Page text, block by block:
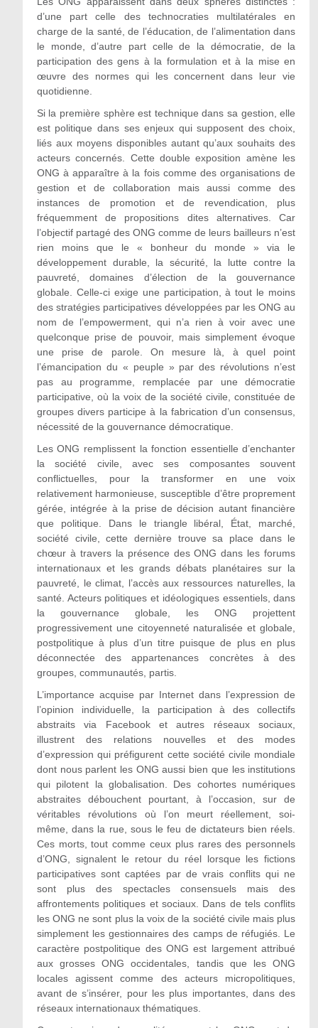
d’une part celle des technocraties multilatérales en
charge de la santé, de l’éducation, de l’alimentation dans
le monde, d’autre part celle de la démocratie, de la
participation des gens à la formulation et à la mise en
œuvre des normes qui les concernent dans leur vie
quotidienne.
Si la première sphère est technique dans sa gestion, elle
est politique dans ses enjeux qui supposent des choix,
liés aux moyens disponibles autant qu’aux souhaits des
acteurs concernés. Cette double exposition amène les
ONG à apparaître à la fois comme des organisations de
gestion et de collaboration mais aussi comme des
instances de promotion et de revendication, plus
fréquemment de propositions dites alternatives. Car
l’objectif partagé des ONG comme de leurs bailleurs n’est
rien moins que le « bonheur du monde » via le
développement durable, la sécurité, la lutte contre la
pauvreté, domaines d’élection de la gouvernance
globale. Celle-ci exige une participation, à tout le moins
des stratégies participatives développées par les ONG au
nom de l’empowerment, qui n’a rien à voir avec une
quelconque prise de pouvoir, mais simplement évoque
une prise de parole. On mesure là, à quel point
l’émancipation du « peuple » par des révolutions n’est
pas au programme, remplacée par une démocratie
participative, où la voix de la société civile, constituée de
groupes divers participe à la fabrication d’un consensus,
nécessité de la gouvernance démocratique.
Les ONG remplissent la fonction essentielle d’enchanter
la société civile, avec ses composantes souvent
conflictuelles, pour la transformer en une voix
relativement harmonieuse, susceptible d’être proprement
gérée, intégrée à la prise de décision autant financière
que politique. Dans le triangle libéral, État, marché,
société civile, cette dernière trouve sa place dans le
chœur à travers la présence des ONG dans les forums
internationaux et les grands débats planétaires sur la
pauvreté, le climat, l’accès aux ressources naturelles, la
santé. Acteurs politiques et idéologiques essentiels, dans
la gouvernance globale, les ONG projettent
progressivement une citoyenneté naturalisée et globale,
postpolitique à plus d’un titre puisque de plus en plus
déconnectée des appartenances concrètes à des
groupes, communautés, partis.
L’importance acquise par Internet dans l’expression de
l’opinion individuelle, la participation à des collectifs
abstraits via Facebook et autres réseaux sociaux,
illustrent des relations nouvelles et des modes
d’expression qui préfigurent cette société civile mondiale
dont nous parlent les ONG aussi bien que les institutions
qui pilotent la globalisation. Des cohortes numériques
abstraites débouchent pourtant, à l’occasion, sur de
véritables révolutions où l’on meurt réellement, soi-
même, dans la rue, sous le feu de dictateurs bien réels.
Ces morts, tout comme ceux plus rares des personnels
d’ONG, signalent le retour du réel lorsque les fictions
participatives sont captées par de vrais conflits qui ne
sont plus des spectacles consensuels mais des
affrontements politiques et sociaux. Dans de tels conflits
les ONG ne sont plus la voix de la société civile mais plus
simplement les gestionnaires des camps de réfugiés. Le
caractère postpolitique des ONG est largement attribué
aux grosses ONG occidentales, tandis que les ONG
locales agissent comme des acteurs micropolitiques,
avant de s’insérer, pour les plus importantes, dans des
réseaux internationaux thématiques.